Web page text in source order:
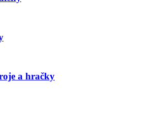
a hračky